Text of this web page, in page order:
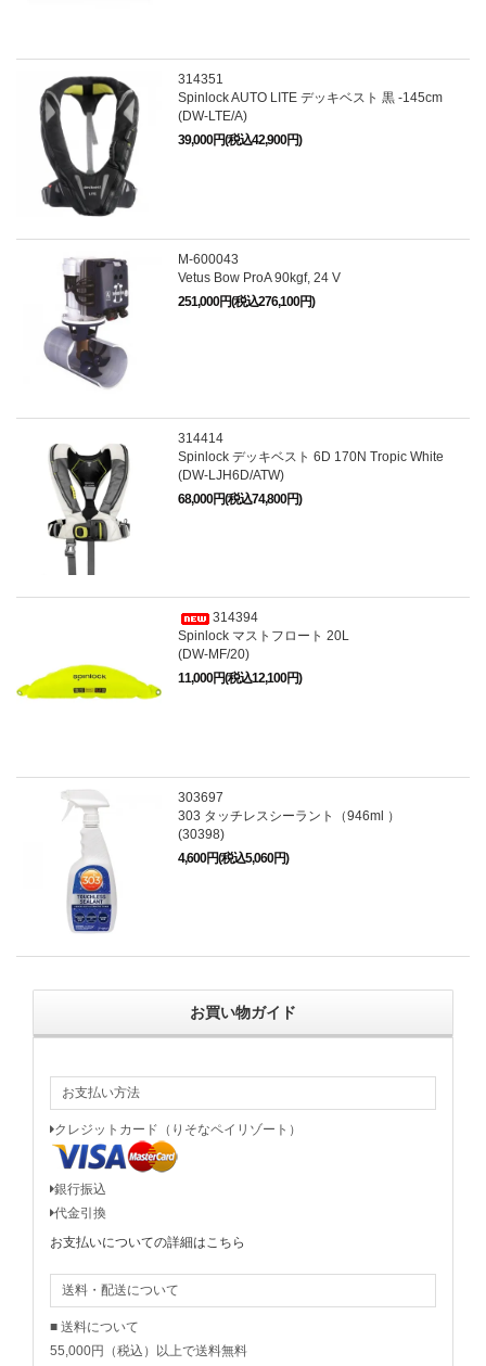
314351
Spinlock AUTO LITE デッキベスト 黒 -145cm
(DW-LTE/A)
39,000円(税込42,900円)
M-600043
Vetus Bow ProA 90kgf, 24 V
251,000円(税込276,100円)
314414
Spinlock デッキベスト 6D 170N Tropic White
(DW-LJH6D/ATW)
68,000円(税込74,800円)
314394
Spinlock マストフロート 20L
(DW-MF/20)
11,000円(税込12,100円)
303697
303 タッチレスシーラント（946ml ）
(30398)
4,600円(税込5,060円)
お買い物ガイド
お支払い方法
クレジットカード（りそなペイリゾート）
銀行振込
代金引換
お支払いについての詳細はこちら
送料・配送について
■ 送料について
55,000円（税込）以上で送料無料